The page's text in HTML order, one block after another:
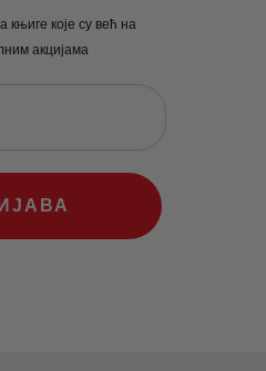
књиге које су већ на
акцијама